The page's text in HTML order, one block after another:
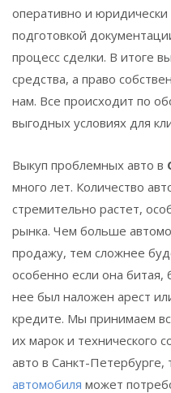
оперативно и
подготовкой
процесс сделки. В итоге
средства, а право
нам. Все происходит по
выгодных условиях для
Выкуп проблемных авто в
много лет. Количество
стремительно растет,
рынка. Чем больше
продажу, тем сложнее
особенно если она битая,
нее был наложен арест
кредите. Мы принимаем
их марок и технического
авто в Санкт-Петербурге,
автомобиля может